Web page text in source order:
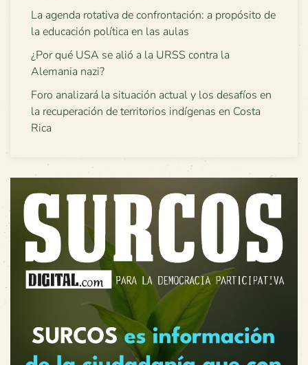
La agenda rotativa de confrontación: a propósito de
la educación política en las aulas
¿Por qué USA se alió a la URSS contra la
Alemania nazi?
Foro analizará la situación actual y los desafíos en
la recuperación de territorios indígenas en Costa
Rica